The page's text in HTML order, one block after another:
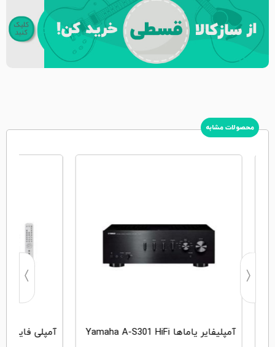
محصولات مشابه
آمپلیفایر یاماها Yamaha A-S301 HiFi آمپلی فایر Yamaha A-S501